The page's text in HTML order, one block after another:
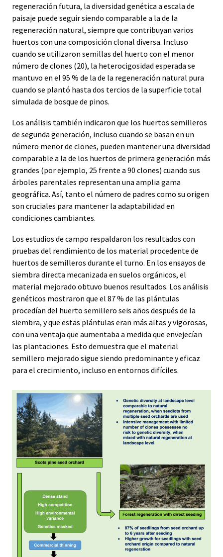
regeneración futura, la diversidad genética a escala de
paisaje puede seguir siendo comparable a la de la
regeneración natural, siempre que contribuyan varios
huertos con una composición clonal diversa. Incluso
cuando se utilizaron semillas del huerto con el menor
número de clones (20), la heterocigosidad esperada se
mantuvo en el 95 % de la de la regeneración natural pura
cuando se plantó hasta dos tercios de la superficie total
simulada de bosque de pinos.
Los análisis también indicaron que los huertos semilleros
de segunda generación, incluso cuando se basan en un
número menor de clones, pueden mantener una diversidad
comparable a la de los huertos de primera generación más
grandes (por ejemplo, 25 frente a 90 clones) cuando sus
árboles parentales representan una amplia gama
geográfica. Así, tanto el número de padres como su origen
son cruciales para mantener la adaptabilidad en
condiciones cambiantes.
Los estudios de campo respaldaron los resultados con
pruebas del rendimiento de los material procedente de
huertos de semilleros durante el turno. En los ensayos de
siembra directa mecanizada en suelos orgánicos, el
material mejorado obtuvo buenos resultados. Los análisis
genéticos mostraron que el 87 % de las plántulas
procedían del huerto semillero seis años después de la
siembra, y que estas plántulas eran más altas y vigorosas,
con una ventaja que aumentaba a medida que envejecían
las plantaciones. Esto demuestra que el material
semillero mejorado sigue siendo predominante y eficaz
para el crecimiento, incluso en entornos difíciles.